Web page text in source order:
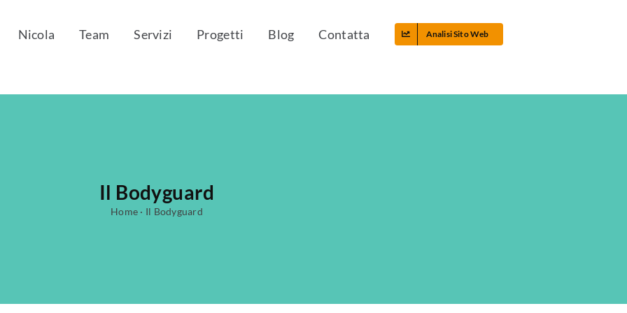
Nicola Team Servizi Progetti Blog Contatta Analisi Sito Web
Il Bodyguard
Home · Il Bodyguard